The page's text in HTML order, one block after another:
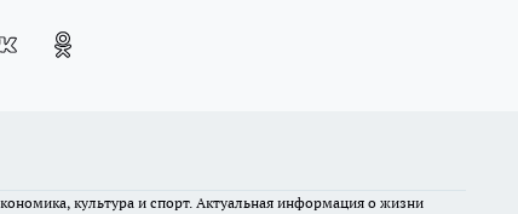
культура и спорт. Актуальная информация о жизни